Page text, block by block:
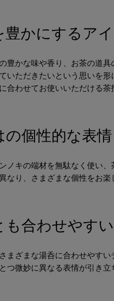
豊かにするア
豊かな味や香り、お茶の道具
いただきたいという思いを形
合わせてお使いいただける茶
の個性的な表情
ノキの端材を無駄なく使い
なり、さまざまな個性をお楽
も合わせやす
まざまな湯呑に合わせやす
つ微妙に異なる表情が引き立